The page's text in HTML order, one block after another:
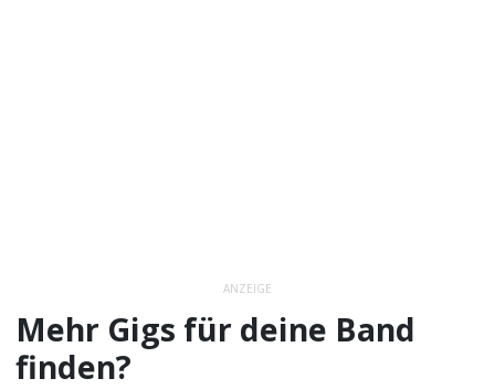
ANZEIGE
Mehr Gigs für deine Band
finden?